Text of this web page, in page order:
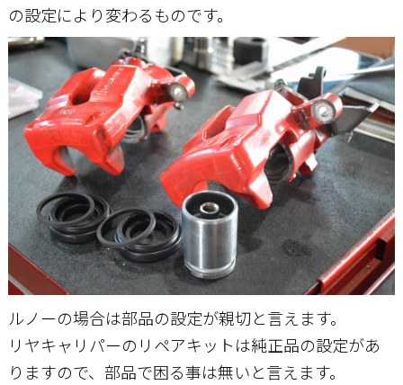
の設定により変わるものです。
ルノーの場合は部品の設定が親切と言えます。
リヤキャリパーのリペアキットは純正品の設定があ
りますので、部品で困る事は無いと言えます。